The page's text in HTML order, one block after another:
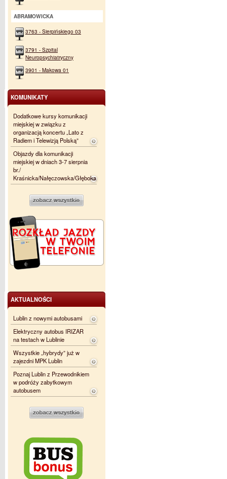
ABRAMOWICKA
3763 - Sierpińskiego 03
3791 - Szpital
Neuropsychiatryczny
3901 - Makowa 01
KOMUNIKATY
Dodatkowe kursy komunikacji
miejskiej w związku z
organizacją koncertu „Lato z
Radiem i Telewizją Polską”
Objazdy dla komunikacji
miejskiej w dniach 3-7 sierpnia
br./
Kraśnicka/Nałęczowska/Głęboka
AKTUALNOŚCI
Lublin z nowymi autobusami
Elektryczny autobus IRIZAR
na testach w Lublinie
Wszystkie „hybrydy” już w
zajezdni MPK Lublin
Poznaj Lublin z Przewodnikiem
w podróży zabytkowym
autobusem